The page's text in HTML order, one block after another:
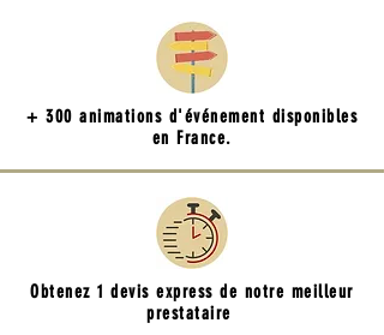
+ 300 animations d'événement disponibles
en France.
Obtenez 1 devis express de notre meilleur
prestataire